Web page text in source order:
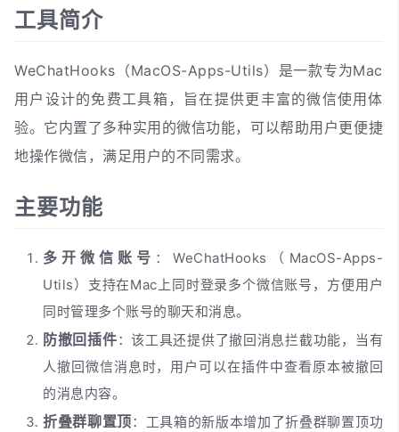
工具简介
WeChatHooks（MacOS-Apps-Utils）是一款专为Mac
用户设计的免费工具箱，旨在提供更丰富的微信使用体
验。它内置了多种实用的微信功能，可以帮助用户更便捷
地操作微信，满足用户的不同需求。
主要功能
多开微信账号 ：WeChatHooks（MacOS-Apps-
Utils）支持在Mac上同时登录多个微信账号，方便用户
同时管理多个账号的聊天和消息。
防撤回插件：该工具还提供了撤回消息拦截功能，当有
人撤回微信消息时，用户可以在插件中查看原本被撤回
的消息内容。
折叠群聊置顶：工具箱的新版本增加了折叠群聊置顶功